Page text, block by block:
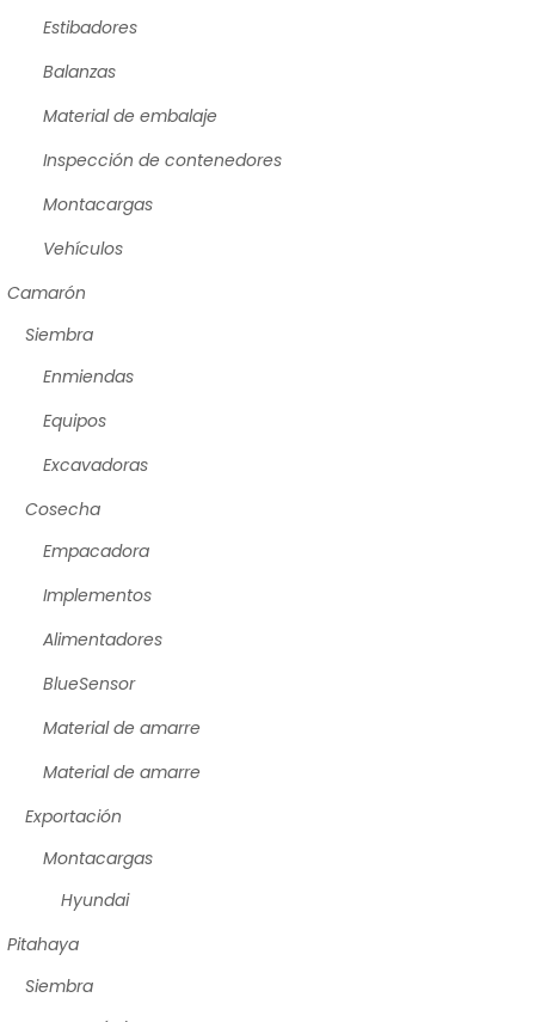
Estibadores
Balanzas
Material de embalaje
Inspección de contenedores
Montacargas
Vehículos
Camarón
Siembra
Enmiendas
Equipos
Excavadoras
Cosecha
Empacadora
Implementos
Alimentadores
BlueSensor
Material de amarre
Material de amarre
Exportación
Montacargas
Hyundai
Pitahaya
Siembra